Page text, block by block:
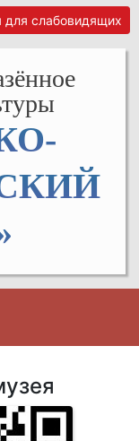
для слабовидящих